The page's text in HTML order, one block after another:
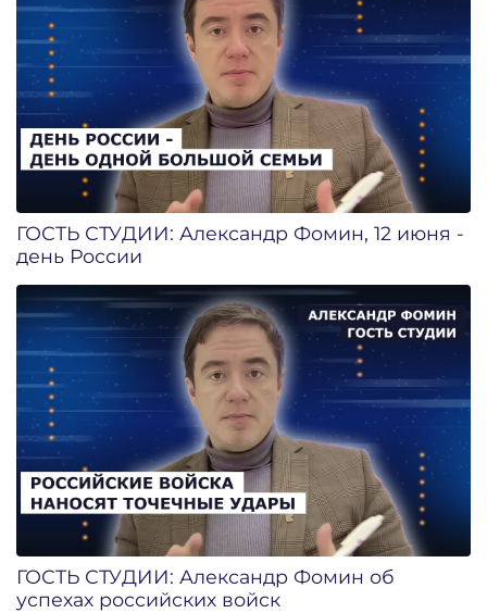
ГОСТЬ СТУДИИ: Александр Фомин, 12 июня -
день России
ГОСТЬ СТУДИИ: Александр Фомин об
успехах российских войск